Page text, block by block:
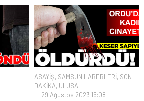
ASAYİŞ, SAMSUN HABERLERİ, SON
DAKİKA, ULUSAL
29 Ağustos 2023 15:08